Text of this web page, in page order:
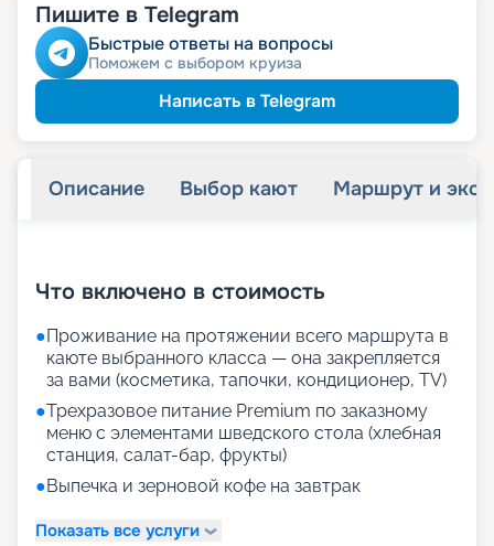
Пишите в Telegram
Быстрые ответы на вопросы
Поможем с выбором круиза
Написать в Telegram
Описание Выбор кают Маршрут и
Что включено в стоимость
●Проживание на протяжении всего маршрута в
каюте выбранного класса — она закрепляется
за вами (косметика, тапочки, кондиционер, TV)
●Трехразовое питание Premium по заказному
меню с элементами шведского стола (хлебная
станция, салат-бар, фрукты)
●Выпечка и зерновой кофе на завтрак
Показать все услуги